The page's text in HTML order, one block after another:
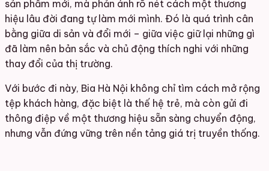
sản phẩm mới, mà phản ánh rõ nét cách một thương
hiệu lâu đời đang tự làm mới mình. Đó là quá trình cân
bằng giữa di sản và đổi mới – giữa việc giữ lại những gì
đã làm nên bản sắc và chủ động thích nghi với những
thay đổi của thị trường.
Với bước đi này, Bia Hà Nội không chỉ tìm cách mở rộng
tệp khách hàng, đặc biệt là thế hệ trẻ, mà còn gửi đi
thông điệp về một thương hiệu sẵn sàng chuyển động,
nhưng vẫn đứng vững trên nền tảng giá trị truyền thống.